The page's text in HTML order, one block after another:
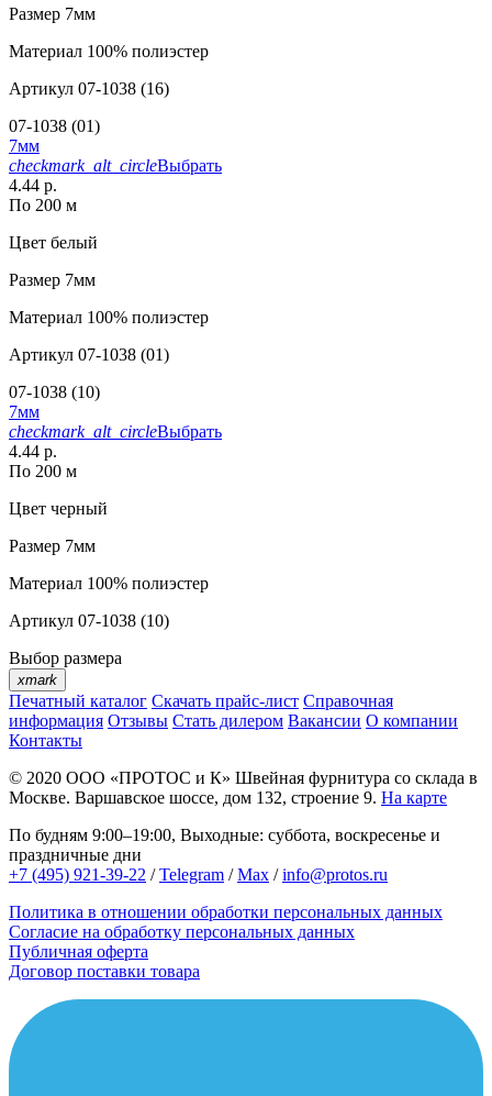
Размер 7мм
Материал 100% полиэстер
Артикул 07-1038 (16)
07-1038 (01)
7мм
checkmark_alt_circleВыбрать
4.44 р.
По 200 м
Цвет белый
Размер 7мм
Материал 100% полиэстер
Артикул 07-1038 (01)
07-1038 (10)
7мм
checkmark_alt_circleВыбрать
4.44 р.
По 200 м
Цвет черный
Размер 7мм
Материал 100% полиэстер
Артикул 07-1038 (10)
Выбор размера
xmark
Печатный каталог Скачать прайс-лист Справочная
информация Отзывы Стать дилером Вакансии О компании
Контакты
© 2020 ООО «ПРОТОС и К» Швейная фурнитура со склада в
Москве. Варшавское шоссе, дом 132, строение 9. На карте
По будням 9:00–19:00, Выходные: суббота, воскресенье и
праздничные дни
+7 (495) 921-39-22 /Telegram /Max /info@protos.ru
Политика в отношении обработки персональных данных
Согласие на обработку персональных данных
Публичная оферта
Договор поставки товара